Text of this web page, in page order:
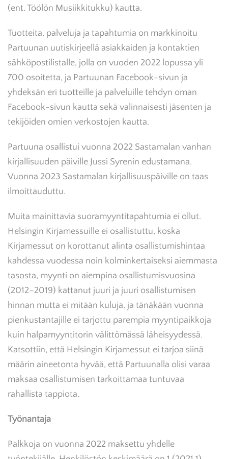
(ent. Töölön Musiikkitukku) kautta.
Tuotteita, palveluja ja tapahtumia on markkinoitu
Partuunan uutiskirjeellä asiakkaiden ja kontaktien
sähköpostilistalle, jolla on vuoden 2022 lopussa yli
700 osoitetta, ja Partuunan Facebook-sivun ja
yhdeksän eri tuotteille ja palveluille tehdyn oman
Facebook-sivun kautta sekä valinnaisesti jäsenten ja
tekijöiden omien verkostojen kautta.
Partuuna osallistui vuonna 2022 Sastamalan vanhan
kirjallisuuden päiville Jussi Syrenin edustamana.
Vuonna 2023 Sastamalan kirjallisuuspäiville on taas
ilmoittauduttu.
Muita mainittavia suoramyyntitapahtumia ei ollut.
Helsingin Kirjamessuille ei osallistuttu, koska
Kirjamessut on korottanut alinta osallistumishintaa
kahdessa vuodessa noin kolminkertaiseksi aiemmasta
tasosta, myynti on aiempina osallistumisvuosina
(2012–2019) kattanut juuri ja juuri osallistumisen
hinnan mutta ei mitään kuluja, ja tänäkään vuonna
pienkustantajille ei tarjottu parempia myyntipaikkoja
kuin halpamyyntitorin välittömässä läheisyydessä.
Katsottiin, että Helsingin Kirjamessut ei tarjoa siinä
määrin aineetonta hyvää, että Partuunalla olisi varaa
maksaa osallistumisen tarkoittamaa tuntuvaa
rahallista tappiota.
Työnantaja
Palkkoja on vuonna 2022 maksettu yhdelle